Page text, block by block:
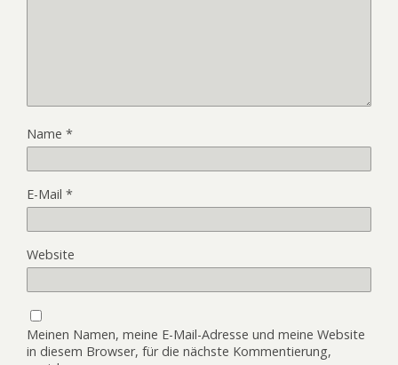
Name *
E-Mail *
Website
Meinen Namen, meine E-Mail-Adresse und meine Website
in diesem Browser, für die nächste Kommentierung,